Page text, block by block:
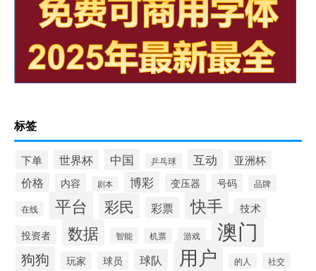
标签
下单 世界杯 中国 乒乓球 互动 亚洲杯
价格 内容 剧本 博彩 变压器 号码 品牌
在线 平台 彩民 彩票 快手 技术
投资者 数据 智能 机票 游戏 澳门
狗狗 玩家 球员 球队 用户 的人 社交